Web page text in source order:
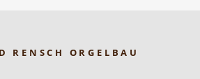
RENSCH ORGELBAU